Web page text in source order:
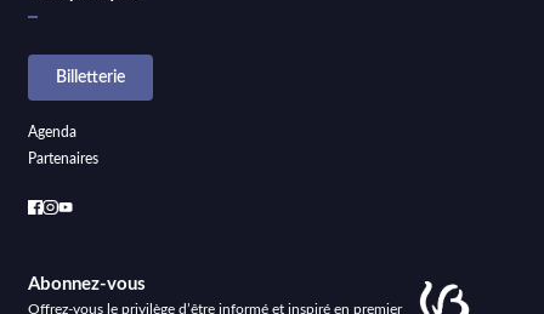
Billetterie
Agenda
Partenaires
Abonnez-vous
Offrez-vous le privilège d’être informé et inspiré en premier